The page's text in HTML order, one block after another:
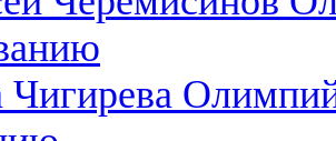
Чигирева